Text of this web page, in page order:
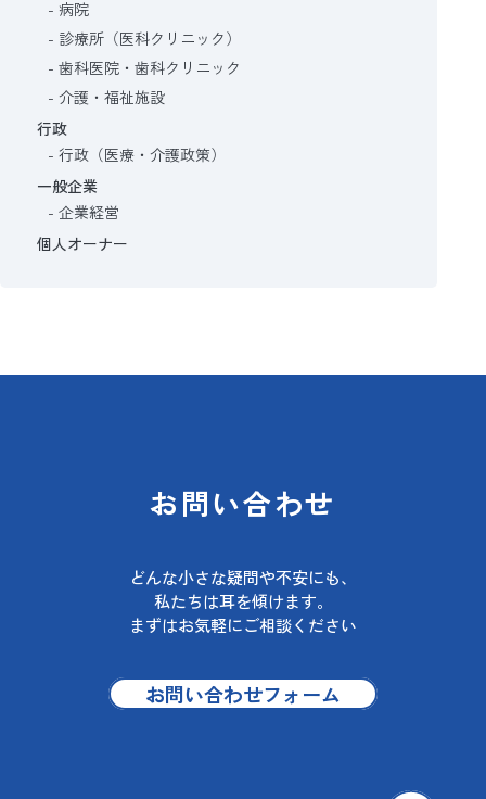
病院
診療所（医科クリニック）
歯科医院・歯科クリニック
介護・福祉施設
行政
行政（医療・介護政策）
一般企業
企業経営
個人オーナー
お問い合わせ
どんな小さな疑問や不安にも、
私たちは耳を傾けます。
まずはお気軽にご相談ください
お問い合わせフォーム